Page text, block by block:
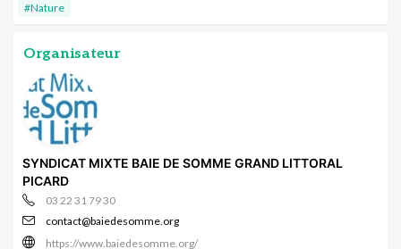
#Nature
Organisateur
SYNDICAT MIXTE BAIE DE SOMME GRAND LITTORAL
PICARD
03 22 31 79 30
contact@baiedesomme.org
https://www.baiedesomme.org/